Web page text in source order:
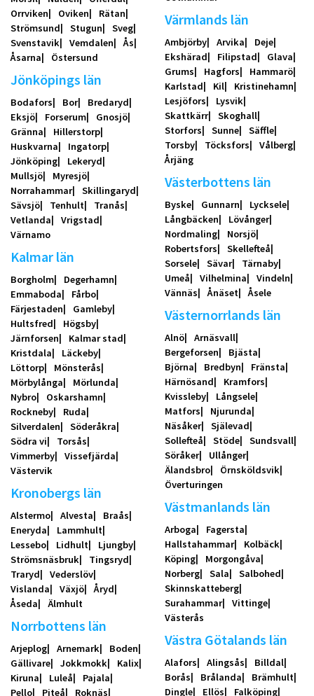
Orrviken
Oviken
Rätan
Strömsund
Stugun
Sveg
Svenstavik
Vemdalen
Ås
Åsarna
Östersund
Jönköpings län
Bodafors Bor
Bredaryd
Eksjö
Forserum
Gnosjö
Gränna
Hillerstorp
Huskvarna
Ingatorp
Jönköping
Lekeryd
Mullsjö
Myresjö
Norrahammar
Skillingaryd
Sävsjö
Tenhult
Tranås
Vetlanda
Vrigstad
Värnamo
Kalmar län
Borgholm
Degerhamn
Emmaboda
Fårbo
Färjestaden
Gamleby
Hultsfred
Högsby
Järnforsen
Kalmar stad
Kristdala
Läckeby
Löttorp
Mönsterås
Mörbylånga
Mörlunda
Nybro
Oskarshamn
Rockneby
Ruda
Silverdalen
Söderåkra
Södra vi
Torsås
Vimmerby
Vissefjärda
Västervik
Kronobergs län
Alstermo Alvesta
Braås
Eneryda
Lammhult
Lessebo
Lidhult
Ljungby
Strömsnäsbruk
Tingsryd
Traryd
Vederslöv
Vislanda
Växjö
Åryd
Åseda
Älmhult
Norrbottens län
Arjeplog Arnemark
Boden
Gällivare
Jokkmokk
Kalix
Kiruna
Luleå
Pajala
Pello
Piteå
Roknäs
Värmlands län
Ambjörby Arvika
Deje
Ekshärad
Filipstad
Glava
Grums
Hagfors
Hammarö
Karlstad
Kil
Kristinehamn
Lesjöfors
Lysvik
Skattkärr
Skoghall
Storfors
Sunne
Säffle
Torsby
Töcksfors
Vålberg
Årjäng
Västerbottens län
Byske Gunnarn
Lycksele
Långbäcken
Lövånger
Nordmaling
Norsjö
Robertsfors
Skellefteå
Sorsele
Sävar
Tärnaby
Umeå
Vilhelmina
Vindeln
Vännäs
Ånäset Åsele
Västernorrlands län
Alnö
Arnäsvall
Bergeforsen
Bjästa
Björna
Bredbyn
Fränsta
Härnösand
Kramfors
Kvissleby
Långsele
Matfors
Njurunda
Näsåker
Själevad
Sollefteå
Stöde
Sundsvall
Söråker
Ullånger
Älandsbro
Örnsköldsvik
Överturingen
Västmanlands län
Arboga
Fagersta
Hallstahammar
Kolbäck
Köping
Morgongåva
Norberg
Sala
Salbohed
Skinnskatteberg
Surahammar
Vittinge
Västerås
Västra Götalands län
Alafors Alingsås
Billdal
Borås
Brålanda
Brämhult
Dingle
Ellös
Falköping